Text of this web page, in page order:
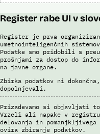
Register rabe UI v
Register je prva
umetnointeligenčnih
Podatke smo pridobili s
prošnjami za dostop do
na javne organe.
Zbirka podatkov ni
dopolnjevali.
Prizadevamo si objavljati
Vrzeli ali napake v registru
delovanja in
ovira zbiranje podatkov.